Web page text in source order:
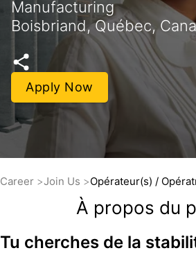
Manufacturing
Boisbriand, Québec,
Apply Now
Career Join Us Opérateur(s) /
À propos du
Tu cherches de la